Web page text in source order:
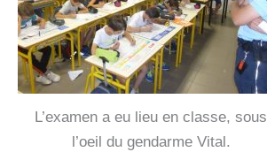
L’examen a eu lieu en classe, sous
l’oeil du gendarme Vital.